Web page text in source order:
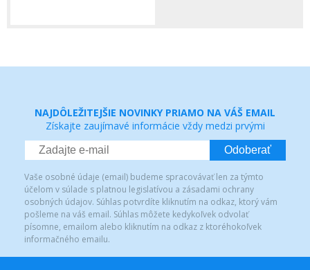
NAJDÔLEŽITEJŠIE NOVINKY PRIAMO NA VÁŠ EMAIL
Získajte zaujímavé informácie vždy medzi prvými
Odoberať
Vaše osobné údaje (email) budeme spracovávať len za týmto
účelom v súlade s platnou legislatívou a zásadami ochrany
osobných údajov. Súhlas potvrdíte kliknutím na odkaz, ktorý vám
pošleme na váš email. Súhlas môžete kedykoľvek odvolať
písomne, emailom alebo kliknutím na odkaz z ktoréhokoľvek
informačného emailu.